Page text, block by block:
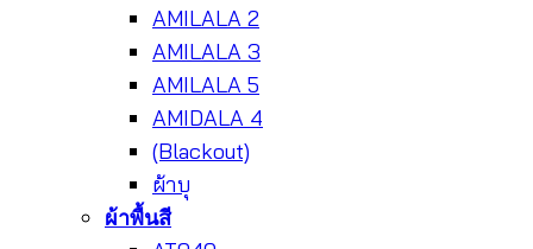
AMILALA 2
AMILALA 3
AMILALA 5
AMIDALA 4
(Blackout)
ผ้าบุ
ผ้าพื้นสี